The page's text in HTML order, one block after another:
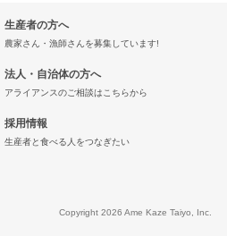
生産者の方へ
農家さん・漁師さんを募集しています!
法人・自治体の方へ
アライアンスのご相談はこちらから
採用情報
生産者と食べる人をつなぎたい
Copyright 2026 Ame Kaze Taiyo, Inc.